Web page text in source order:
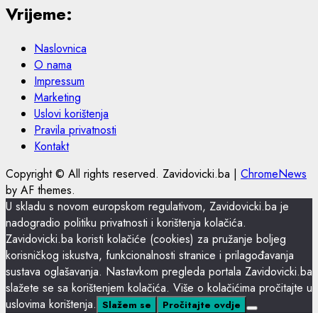
Vrijeme:
Naslovnica
O nama
Impressum
Marketing
Uslovi korištenja
Pravila privatnosti
Kontakt
Copyright © All rights reserved. Zavidovicki.ba | ChromeNews
by AF themes.
U skladu s novom europskom regulativom, Zavidovicki.ba je
nadogradio politiku privatnosti i korištenja kolačića.
Zavidovicki.ba koristi kolačiće (cookies) za pružanje boljeg
korisničkog iskustva, funkcionalnosti stranice i prilagođavanja
sustava oglašavanja. Nastavkom pregleda portala Zavidovicki.ba
slažete se sa korištenjem kolačića. Više o kolačićima pročitajte u
uslovima korištenja. Slažem se Pročitajte ovdje